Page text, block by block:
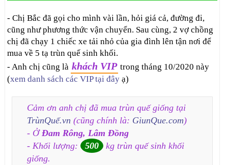
- Chị Bắc đã gọi cho mình vài lần, hỏi giá cả, đường đi,
cũng như phương thức vận chuyển. Sau cùng, 2 vợ chồng
chị đã chạy 1 chiếc xe tải nhỏ của gia đình lên tận nơi để
mua về 5 tạ trùn quế sinh khối.
- Anh chị cũng là khách VIP trong tháng 10/2020 này
(xem danh sách các VIP tại đây ạ)
Cảm ơn anh chị đã mua trùn quế giống tại
TrùnQuế.vn (cũng chính là: GiunQue.com)
- Ở Đam Rông, Lâm Đồng
- Khối lượng: 500
kg trùn quế sinh khối
giống.